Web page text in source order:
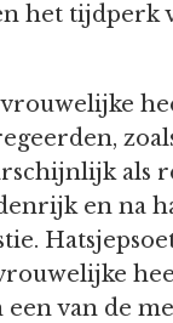
het tijdperk
als
en na
een van de